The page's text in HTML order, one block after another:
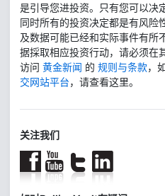
是引导您进投资。只有您可以决
同时所有的投资决定都是有风险
及数据可能已经和实际事件有所
据採取相应投资行动，请必须在
访问 黄金新闻 的 规则与条款，
交网站平台，请查看这里。
关注我们